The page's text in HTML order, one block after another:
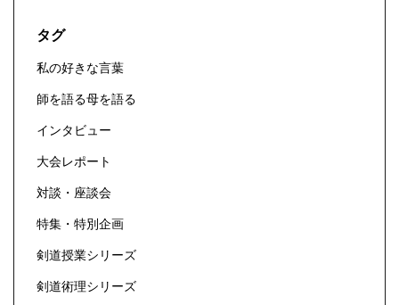
タグ
私の好きな言葉
師を語る母を語る
インタビュー
大会レポート
対談・座談会
特集・特別企画
剣道授業シリーズ
剣道術理シリーズ